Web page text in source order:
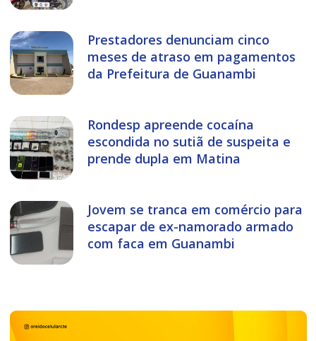
Prestadores denunciam cinco
meses de atraso em pagamentos
da Prefeitura de Guanambi
Rondesp apreende cocaína
escondida no sutiã de suspeita e
prende dupla em Matina
Jovem se tranca em comércio para
escapar de ex-namorado armado
com faca em Guanambi